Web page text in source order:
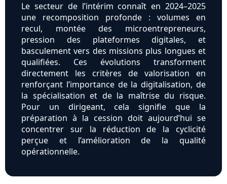
Le secteur de l’intérim connaît en 2024–2025
une recomposition profonde : volumes en
recul, montée des microentrepreneurs,
pression des plateformes digitales, et
basculement vers des missions plus longues et
qualifiées. Ces évolutions transforment
directement les critères de valorisation en
renforçant l’importance de la digitalisation, de
la spécialisation et de la maîtrise du risque.
Pour un dirigeant, cela signifie que la
préparation à la cession doit aujourd’hui se
concentrer sur la réduction de la cyclicité
perçue et l’amélioration de la qualité
opérationnelle.